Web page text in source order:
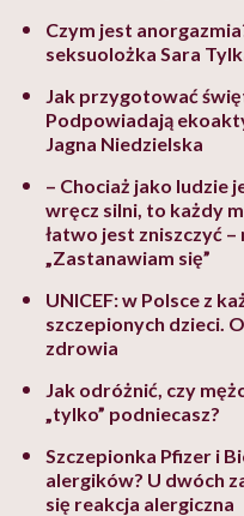
Czym jest
seksuolożka Sara
Jak przygotować
Podpowiadają
Jagna Niedzielska
– Chociaż jako ludzie
wręcz silni, to każdy
łatwo jest zniszczyć
„Zastanawiam się”
UNICEF: w Polsce z
szczepionych dzieci.
zdrowia
Jak odróżnić, czy
„tylko” podniecasz?
Szczepionka Pfizer i
alergików? U dwóch
się reakcja alergiczna